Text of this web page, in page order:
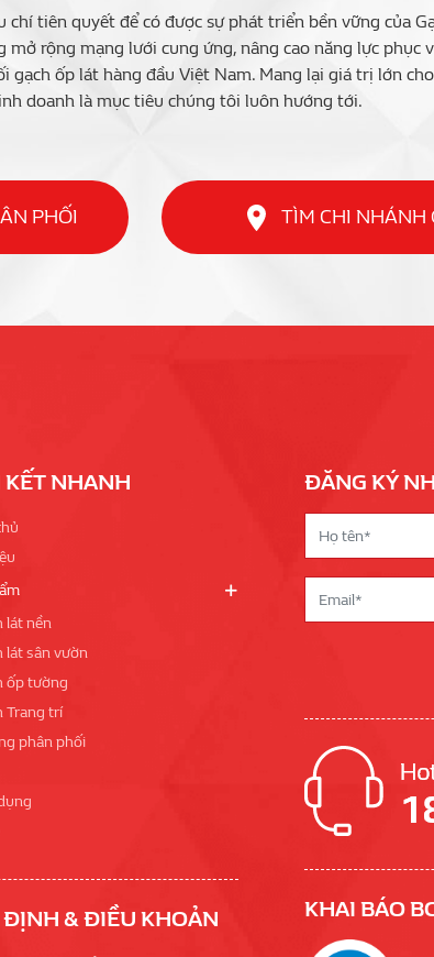
chí tiên quyết để có được sự phát triển bền vững của
rộng mạng lưới cung ứng, nâng cao năng lực phục
gạch ốp lát hàng đầu Việt Nam. Mang lại giá trị lớn
doanh là mục tiêu chúng tôi luôn hướng tới.
PHỐI TÌM CHI NHÁNH
KẾT NHANH
lát nền
lát sân vườn
ốp tường
Trang trí
phân phối
ĐỊNH & ĐIỀU KHOẢN
ĐĂNG KÝ
KHAI BÁO